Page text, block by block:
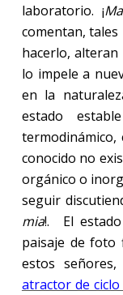
laboratorio. ¡
comentan, tales
hacerlo,
lo impele a
en la
estado
termodinámico,
conocido no
orgánico o
seguir
mia!. El
paisaje de foto
estos
atractor de